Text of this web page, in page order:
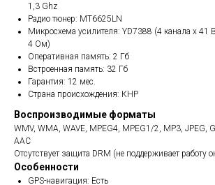
1,3 Ghz
Радио тюнер: MT6625LN
Микросхема усилителя: YD7388 (4 канала x 41
4 Ом)
Оперативная память: 2 Гб
Встроенная память: 32 Гб
Гарантия: 12 мес.
Страна происхождения: КНР
Воспроизводимые форматы
WMV, WMA, WAVE, MPEG4, MPEG1/2, MP3, JPEG,
AAC
Отсутствует защита DRM (не поддерживает работу
Особенности
GPS-навигация: Есть